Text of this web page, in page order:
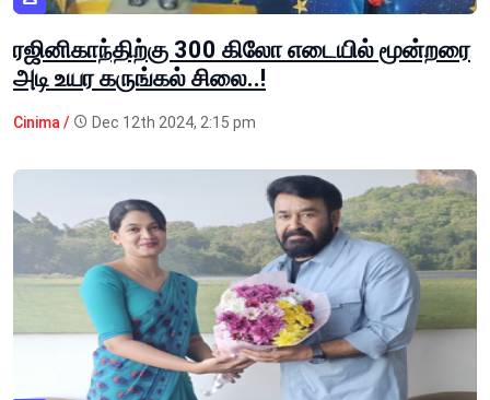
ரஜினிகாந்திற்கு 300 கிலோ எடையில் மூன்றரை
அடி உயர கருங்கல் சிலை..!
Cinima / Dec 12th 2024, 2:15 pm